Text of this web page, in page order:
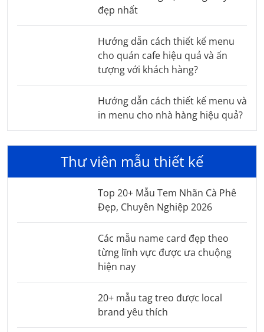
đẹp nhất
Hướng dẫn cách thiết kế menu
cho quán cafe hiệu quả và ấn
tượng với khách hàng?
Hướng dẫn cách thiết kế menu và
in menu cho nhà hàng hiệu quả?
Thư viên mẫu thiết kế
Top 20+ Mẫu Tem Nhãn Cà Phê
Đẹp, Chuyên Nghiệp 2026
Các mẫu name card đẹp theo
từng lĩnh vực được ưa chuộng
hiện nay
20+ mẫu tag treo được local
brand yêu thích